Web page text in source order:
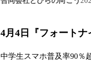
4月4日『フォート
中学生スマホ普及率90％